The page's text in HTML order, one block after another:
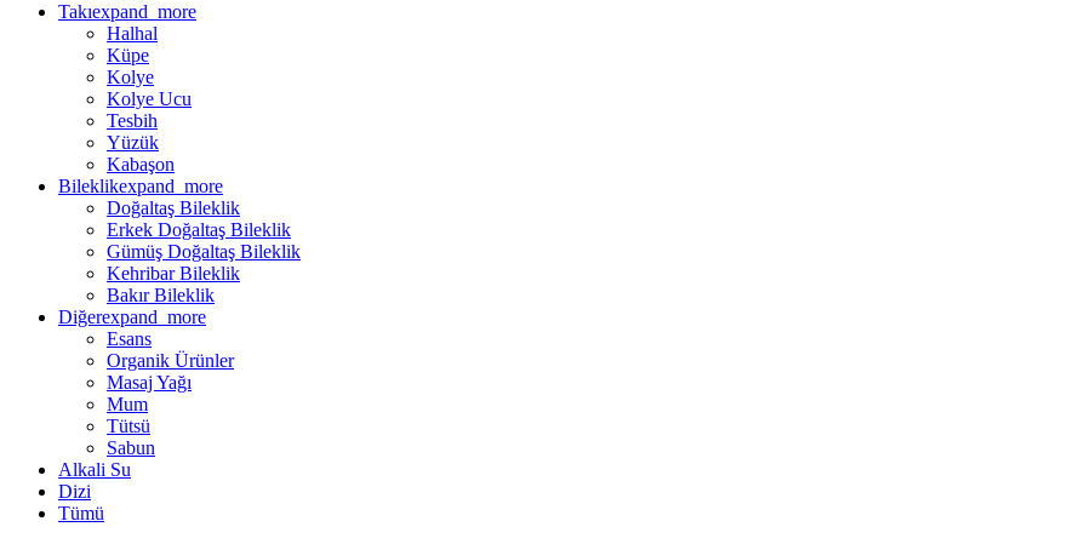
Takıexpand_more
Halhal
Küpe
Kolye
Kolye Ucu
Tesbih
Yüzük
Kabaşon
Bileklikexpand_more
Doğaltaş Bileklik
Erkek Doğaltaş Bileklik
Gümüş Doğaltaş Bileklik
Kehribar Bileklik
Bakır Bileklik
Diğerexpand_more
Esans
Organik Ürünler
Masaj Yağı
Mum
Tütsü
Sabun
Alkali Su
Dizi
Tümü